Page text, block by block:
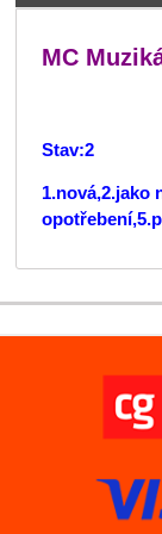
MC
Stav:2
1.nová,2.jako